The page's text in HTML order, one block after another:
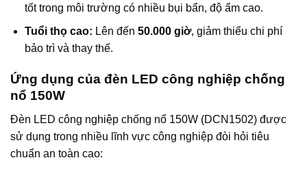
tốt trong môi trường có nhiều bụi bẩn, độ ẩm cao.
Tuổi thọ cao: Lên đến 50.000 giờ, giảm thiểu chi phí
bảo trì và thay thế.
Ứng dụng của đèn LED công nghiệp chống
nổ 150W
Đèn LED công nghiệp chống nổ 150W (DCN1502) được
sử dụng trong nhiều lĩnh vực công nghiệp đòi hỏi tiêu
chuẩn an toàn cao: